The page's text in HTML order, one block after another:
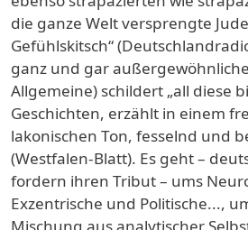
die ganze Welt versprengte
Gefühlskitsch“
ganz und gar
Allgemeine) schildert „all diese
Geschichten, erzählt in einem
lakonischen Ton, fesselnd und
(Westfalen-Blatt). Es geht –
fordern ihren Tribut – ums
Exzentrische und Politische...,